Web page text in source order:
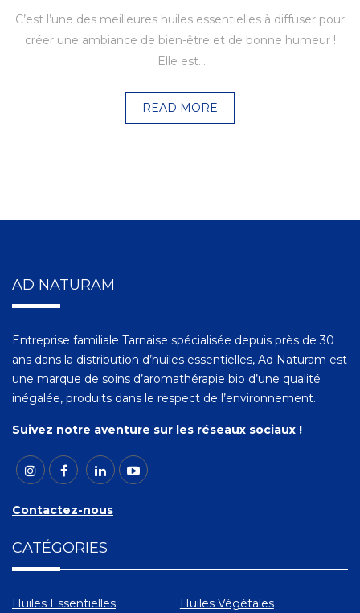
C’est l’une des meilleures huiles essentielles à diffuser pour
créer une ambiance de bien-être et de bonne humeur !
Elle est…
READ MORE
AD NATURAM
Entreprise familiale Tarnaise spécialisée depuis près de 30
ans dans la distribution d’huiles essentielles, Ad Naturam est
une marque de soins d’aromathérapie bio d’une qualité
inégalée, produits dans le respect de l’environnement.
Suivez notre aventure sur les réseaux sociaux !
Contactez-nous
CATÉGORIES
Huiles Essentielles
Huiles Végétales